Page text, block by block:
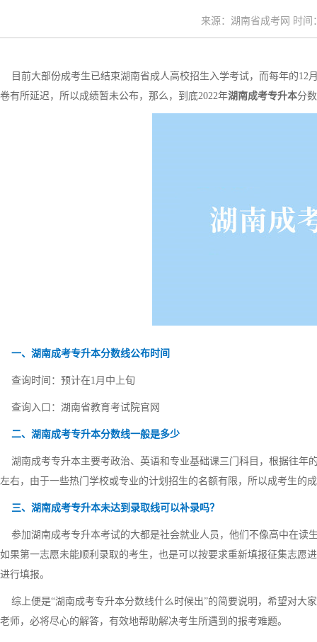
来源：湖南省成考网 时间
目前大部份成考生已结束湖南省成人高校招生入学考试，而每年的12
卷有所延迟，所以成绩暂未公布，那么，到底2022年湖南成考专升本分
一、湖南成考专升本分数线公布时间
查询时间：预计在1月中上旬
查询入口：湖南省教育考试院官网
二、湖南成考专升本分数线一般是多少
湖南成考专升本主要考政治、英语和专业基础课三门科目，根据往年
左右，由于一些热门学校或专业的计划招生的名额有限，所以成考生的
三、湖南成考专升本未达到录取线可以补录吗？
参加湖南成考专升本考试的大都是社会就业人员，他们不像高中在读
如果第一志愿未能顺利录取的考生，也是可以按要求重新填报征集志愿
进行填报。
综上便是“湖南成考专升本分数线什么时候出”的简要说明，希望对大
老师，必将尽心的解答，有效地帮助解决考生所遇到的报考难题。